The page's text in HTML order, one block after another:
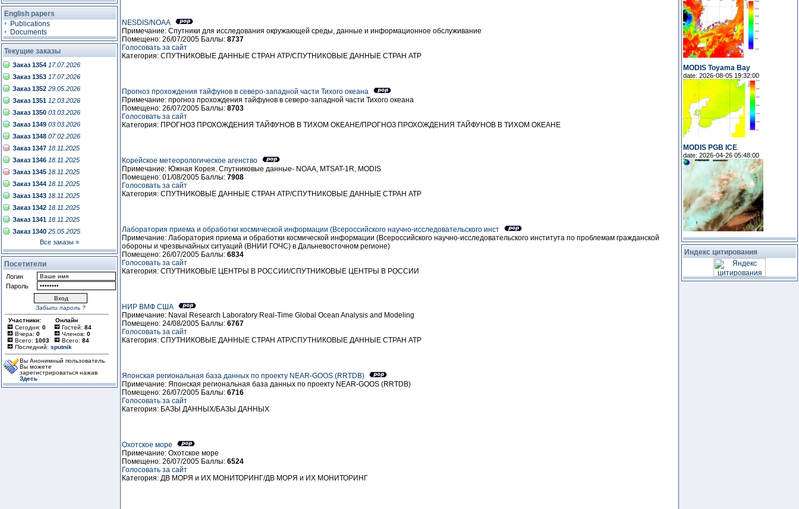
English papers
Publications
Documents
Текущие заказы
Заказ 1354 17.07.2026
Заказ 1353 17.07.2026
Заказ 1352 29.05.2026
Заказ 1351 12.03.2026
Заказ 1350 03.03.2026
Заказ 1349 03.03.2026
Заказ 1348 07.02.2026
Заказ 1347 18.11.2025
Заказ 1346 18.11.2025
Заказ 1345 18.11.2025
Заказ 1344 18.11.2025
Заказ 1343 18.11.2025
Заказ 1342 18.11.2025
Заказ 1341 18.11.2025
Заказ 1340 25.05.2025
Все заказы »
Посетители
Логин
Пароль
Забыли пароль ?
Участники:
Сегодня: 0
Вчера: 0
Всего: 1003
Онлайн
Гостей: 84
Членов: 0
Всего: 84
Последний: sputnik
Вы Анонимный пользователь.
Вы можете
зарегистрироваться нажав
Здесь
NESDIS/NOAA
Примечание: Спутники для исследования окружающей среды, данные и информационное обслуживание
Помещено: 26/07/2005 Баллы: 8737
Голосовать за сайт
Категория: СПУТНИКОВЫЕ ДАННЫЕ СТРАН ATP/СПУТНИКОВЫЕ ДАННЫЕ СТРАН ATP
Прогноз прохождения тайфунов в северо-западной части Тихого океана
Примечание: прогноз прохождения тайфунов в северо-западной части Тихого океана
Помещено: 26/07/2005 Баллы: 8703
Голосовать за сайт
Категория: ПРОГНОЗ ПРОХОЖДЕНИЯ ТАЙФУНОВ В ТИХОМ ОКЕАНЕ/ПРОГНОЗ ПРОХОЖДЕНИЯ ТАЙФУНОВ В ТИХОМ ОКЕАНЕ
Корейское метеорологическое агенство
Примечание: Южная Корея. Спутниковые данные- NOAA, MTSAT-1R, MODIS
Помещено: 01/08/2005 Баллы: 7908
Голосовать за сайт
Категория: СПУТНИКОВЫЕ ДАННЫЕ СТРАН ATP/СПУТНИКОВЫЕ ДАННЫЕ СТРАН ATP
Лаборатория приема и обработки космической информации (Всероссийского научно-исследовательского инст
Примечание: Лаборатория приема и обработки космической информации (Всероссийского научно-исследовательского института по проблемам гражданской
обороны и чрезвычайных ситуаций (ВНИИ ГОЧС) в Дальневосточном регионе)
Помещено: 26/07/2005 Баллы: 6834
Голосовать за сайт
Категория: СПУТНИКОВЫЕ ЦЕНТРЫ В РОССИИ/СПУТНИКОВЫЕ ЦЕНТРЫ В РОССИИ
НИР ВМФ США
Примечание: Naval Research Laboratory Real-Time Global Ocean Analysis and Modeling
Помещено: 24/08/2005 Баллы: 6767
Голосовать за сайт
Категория: СПУТНИКОВЫЕ ДАННЫЕ СТРАН ATP/СПУТНИКОВЫЕ ДАННЫЕ СТРАН ATP
Японская региональная база данных по проекту NEAR-GOOS (RRTDB)
Примечание: Японская региональная база данных по проекту NEAR-GOOS (RRTDB)
Помещено: 26/07/2005 Баллы: 6716
Голосовать за сайт
Категория: БАЗЫ ДАННЫХ/БАЗЫ ДАННЫХ
Охотское море
Примечание: Охотское море
Помещено: 26/07/2005 Баллы: 6524
Голосовать за сайт
Категория: ДВ МОРЯ и ИХ МОНИТОРИНГ/ДВ МОРЯ и ИХ МОНИТОРИНГ
MODIS Toyama Bay
date: 2026-08-05 19:32:00
MODIS PGB ICE
date: 2026-04-26 05:48:00
Индекс цитирования